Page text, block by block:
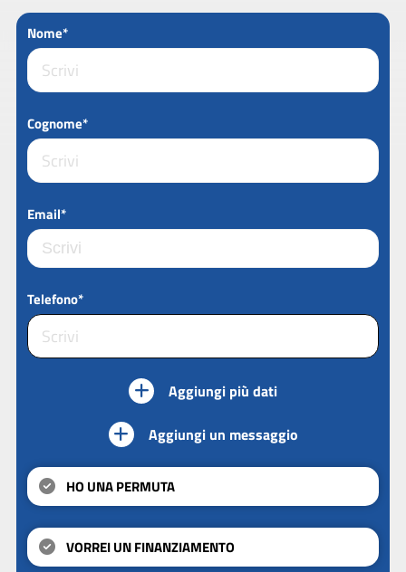
Nome*
Cognome*
Email*
Telefono*
Aggiungi più dati
Aggiungi un messaggio
HO UNA PERMUTA
VORREI UN FINANZIAMENTO